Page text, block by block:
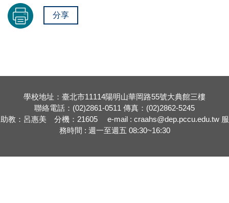
分享
學校地址：臺北市11114陽明山華岡路55號大典館三樓
聯絡電話：(02)2861-0511 傳真：(02)2862-5245
助教：呂惠美 分機：21605 e-mail : craahs@dep.pccu.edu.tw 服
務時間 : 週一至週五 08:30~16:30